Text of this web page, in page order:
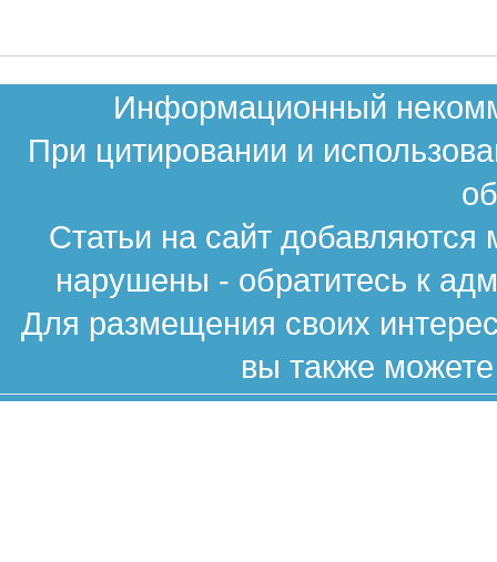
Информационный
При цитировании и
Статьи на сайт
нарушены - обратитесь к
Для размещения своих
вы также